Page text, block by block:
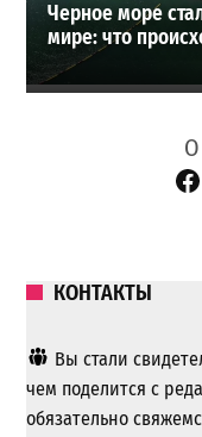
Черное море
мире: что
КОНТАКТЫ
Вы стали
чем поделится с
обязательно